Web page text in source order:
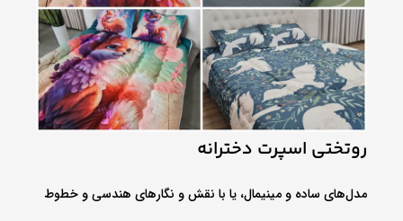
روتختی اسپرت دخترانه
مدل‌های ساده و مینیمال، یا با نقش و نگارهای هندسی و خطوط